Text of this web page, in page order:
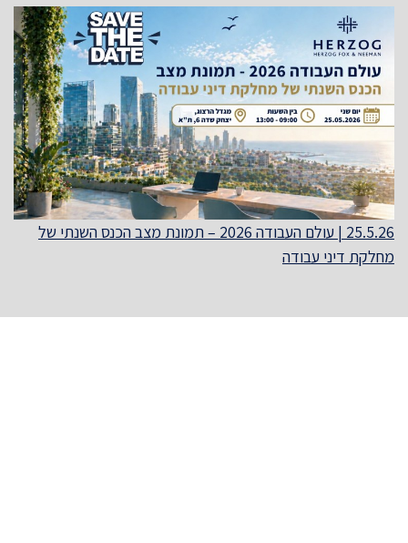
25.5.26 | עולם העבודה 2026 – תמונת מצב הכנס השנתי של
מחלקת דיני עבודה